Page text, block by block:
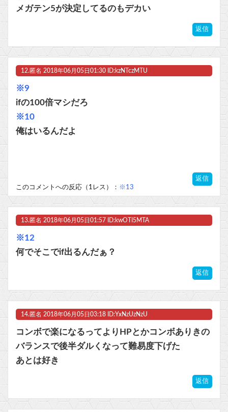
メガテン5が決定してるのもデカい
返信
12. 匿名 2018年06月05日01:30 ID:kzNTczMTU
※9
ifの100倍マシだろ
※10
俺はいるんだよ
返信
このコメントへの反応（1レス）： ※13
13. 匿名 2018年06月05日01:57 ID:kwOTI5MTA
※12
何でそこでif出るんだぁ？
返信
14. 匿名 2018年06月05日03:18 ID:YxNzUzNzU
コンボで楽になるってよりHPとかコンボありきの
バランスで後半ダルくなって難易度下げた
あとは好き
返信